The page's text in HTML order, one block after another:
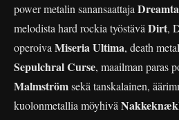
power metalin sanansaattaja
melodista hard rockia työstävä Dirt,
operoiva Miseria Ultima, death
Sepulchral Curse, maailman paras
Malmströmsekä tanskalainen,
kuolonmetallia möyhivä